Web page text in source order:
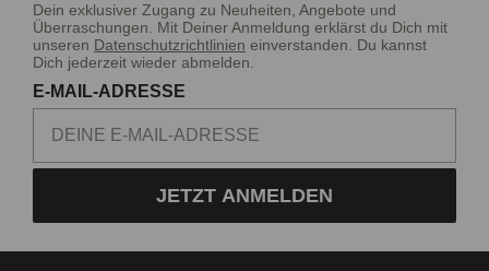
Dein exklusiver Zugang zu Neuheiten, Angebote und
Überraschungen. Mit Deiner Anmeldung erklärst du Dich mit
unseren Datenschutzrichtlinien einverstanden. Du kannst
Dich jederzeit wieder abmelden.
E-MAIL-ADRESSE
JETZT ANMELDEN